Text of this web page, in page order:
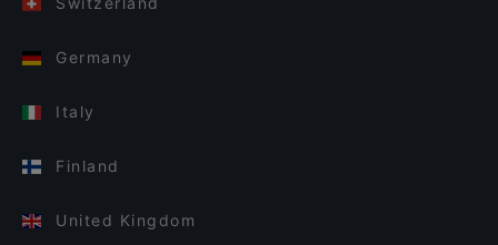
Germany
Italy
Finland
United Kingdom